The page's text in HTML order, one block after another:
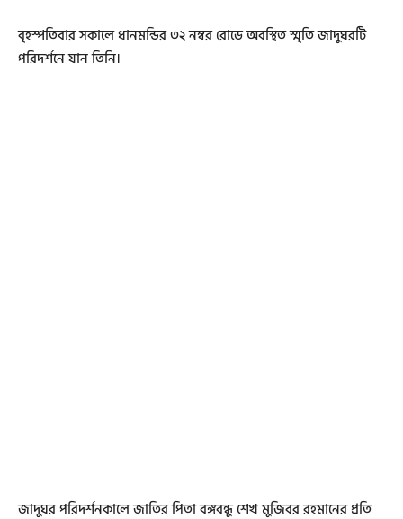
বৃহস্পতিবার সকালে ধানমন্ডির ৩২ নম্বর রোডে অবস্থিত স্মৃতি জাদুঘরটি
পরিদর্শনে যান তিনি।
জাদুঘর পরিদর্শনকালে জাতির পিতা বঙ্গবন্ধু শেখ মুজিবর রহমানের প্রতি